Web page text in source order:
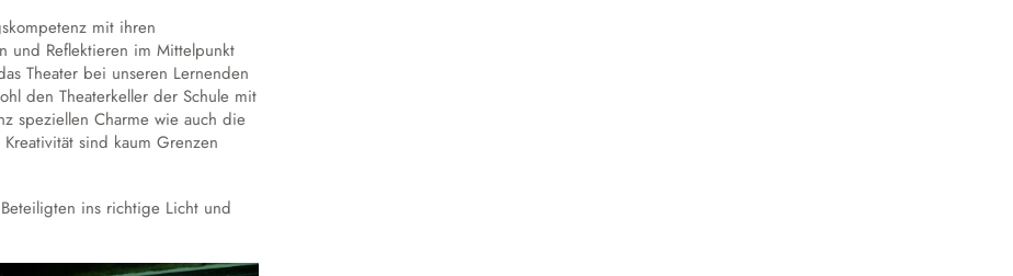
mit ihren
und Reflektieren im Mittelpunkt
Theater bei unseren Lernenden
den Theaterkeller der Schule mit
speziellen Charme wie auch die
sind kaum Grenzen
ins richtige Licht und